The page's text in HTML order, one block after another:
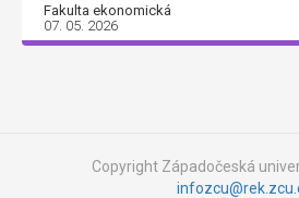
Fakulta ekonomická
07. 05. 2026
Copyright Západočeská